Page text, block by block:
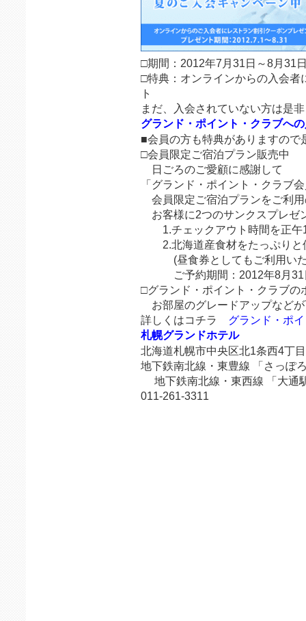
□期間：2012年7月31日～8月31
□特典：オンラインからの入会者
ト
まだ、入会されていない方は是
グランド・ポイント・クラブへ
■会員の方も特典がありますの
□会員限定ご宿泊プラン販売中
日ごろのご愛顧に感謝して
「グランド・ポイント・クラブ
会員限定ご宿泊プランをご利
お客様に2つのサンクスプレゼ
1.チェックアウト時間を正午
2.北海道産食材をたっぷりと
(昼食券としてもご利用いた
ご予約期間：2012年8月31
□グランド・ポイント・クラブの
お部屋のグレードアップなど
詳しくはコチラ グランド・ポ
札幌グランドホテル
北海道札幌市中央区北1条西4丁
地下鉄南北線・東豊線 「さっぽ
地下鉄南北線・東西線 「大通
011-261-3311